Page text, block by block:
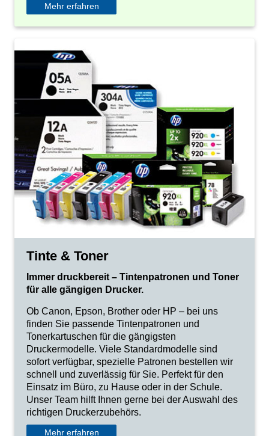
Mehr erfahren
Tinte & Toner
Immer druckbereit – Tintenpatronen und Toner
für alle gängigen Drucker.
Ob Canon, Epson, Brother oder HP – bei uns
finden Sie passende Tintenpatronen und
Tonerkartuschen für die gängigsten
Druckermodelle. Viele Standardmodelle sind
sofort verfügbar, spezielle Patronen bestellen wir
schnell und zuverlässig für Sie. Perfekt für den
Einsatz im Büro, zu Hause oder in der Schule.
Unser Team hilft Ihnen gerne bei der Auswahl des
richtigen Druckerzubehörs.
Mehr erfahren